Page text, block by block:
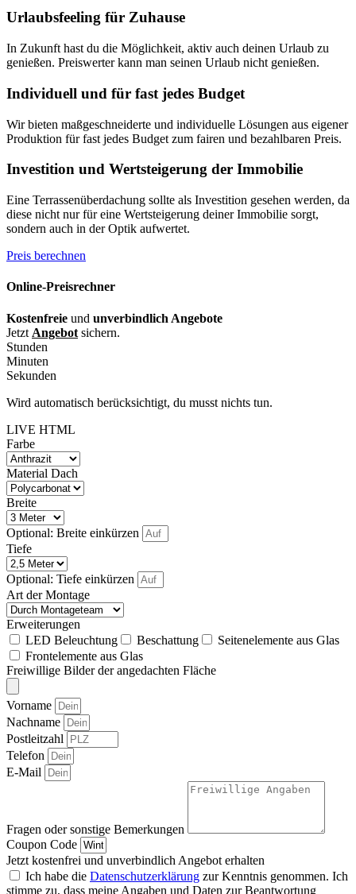
Urlaubsfeeling für Zuhause
In Zukunft hast du die Möglichkeit, aktiv auch deinen Urlaub zu
genießen. Preiswerter kann man seinen Urlaub nicht genießen.
Individuell und für fast jedes Budget
Wir bieten maßgeschneiderte und individuelle Lösungen aus eigener
Produktion für fast jedes Budget zum fairen und bezahlbaren Preis.
Investition und Wertsteigerung der Immobilie
Eine Terrassenüberdachung sollte als Investition gesehen werden, da
diese nicht nur für eine Wertsteigerung deiner Immobilie sorgt,
sondern auch in der Optik aufwertet.
Preis berechnen
Online-Preisrechner
Kostenfreie und unverbindlich Angebote
Jetzt Angebot sichern.
Stunden
Minuten
Sekunden
Wird automatisch berücksichtigt, du musst nichts tun.
LIVE HTML
Farbe
Material Dach
Breite
Optional: Breite einkürzen
Tiefe
Optional: Tiefe einkürzen
Art der Montage
Erweiterungen
LED Beleuchtung
Beschattung
Seitenelemente aus Glas
Frontelemente aus Glas
Freiwillige Bilder der angedachten Fläche
Vorname
Nachname
Postleitzahl
Telefon
E-Mail
Fragen oder sonstige Bemerkungen
Coupon Code
Jetzt kostenfrei und unverbindlich Angebot erhalten
Ich habe die Datenschutzerklärung zur Kenntnis genommen. Ich
stimme zu, dass meine Angaben und Daten zur Beantwortung